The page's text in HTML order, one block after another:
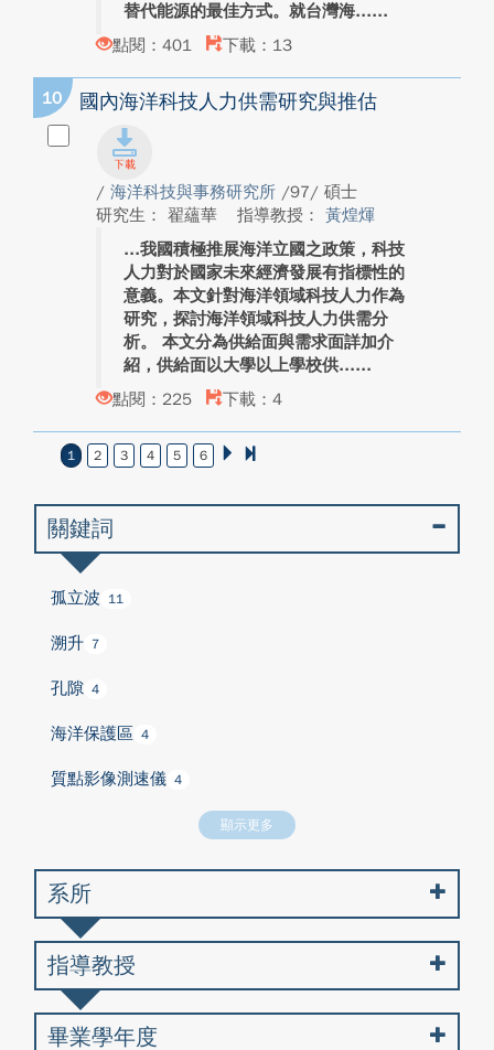
替代能源的最佳方式。就台灣海...
點閱：401
下載：13
10 國內海洋科技人力供需研究與推估
/ 海洋科技與事務研究所 /97/ 碩士
研究生： 翟蘊華
指導教授： 黃煌煇
我國積極推展海洋立國之政策，科技
人力對於國家未來經濟發展有指標性的
意義。本文針對海洋領域科技人力作為
研究，探討海洋領域科技人力供需分
析。 本文分為供給面與需求面詳加介
紹，供給面以大學以上學校供...
點閱：225
下載：4
1 2 3 4 5 6
關鍵詞
孤立波 11
溯升 7
孔隙 4
海洋保護區 4
質點影像測速儀 4
顯示更多
系所
指導教授
畢業學年度